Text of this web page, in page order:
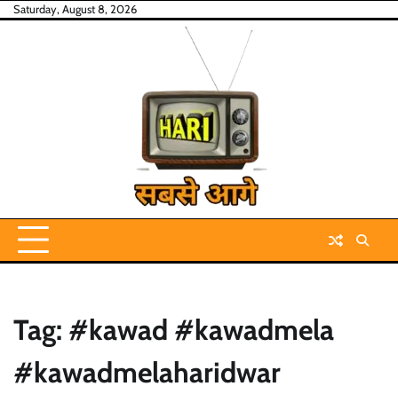
SkipSaturday, August 8, 2026
Tag: #kawad #kawadmela
#kawadmelaharidwar